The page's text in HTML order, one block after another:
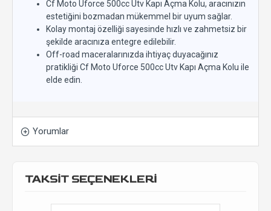
Cf Moto Uforce 500cc Utv Kapı Açma Kolu, aracınızın
estetiğini bozmadan mükemmel bir uyum sağlar.
Kolay montaj özelliği sayesinde hızlı ve zahmetsiz bir
şekilde aracınıza entegre edilebilir.
Off-road maceralarınızda ihtiyaç duyacağınız
pratikliği Cf Moto Uforce 500cc Utv Kapı Açma Kolu ile
elde edin.
Yorumlar
TAKSİT SEÇENEKLERİ